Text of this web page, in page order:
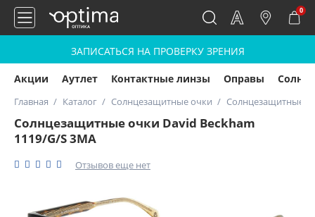
0
ЗАПИСАТЬСЯ НА ПРОВЕРКУ ЗРЕНИЯ
Акции Аутлет Контактные линзы Оправы
Главная Каталог Солнцезащитные очки Солнцезащитные
Солнцезащитные очки David Beckham
1119/G/S 3MA
Отзывов еще нет